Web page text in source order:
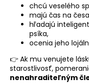
chcú veselého
majú čas na
hľadajú
psíka,
ocenia jeho
👉 Ak mu venujete
starostlivosť,
nenahraditeľným